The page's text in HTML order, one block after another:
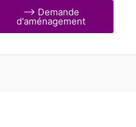
⟶ Demande
d'aménagement